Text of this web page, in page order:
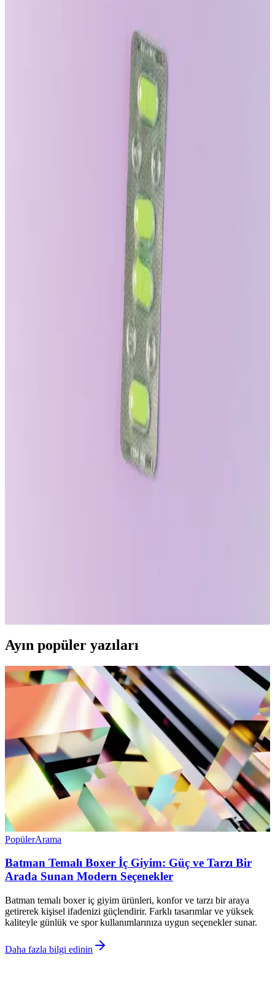
Bütçe Dostu Erkek Giyim Rehberi: İkinci El ve
Uygun Fiyatlı Marka Seçenekleri
Erkek giyiminde bütçe dostu alışveriş, ikinci el platformlar ve uygun
fiyatlı markalarla mümkün. Anahtar parçalar ve indirimler takip
edilerek şık ve ekonomik gardırop oluşturulabilir.
Boxer Şort Giyen Erkeklerde Topuk Sıkışmasını
Önlemenin Etkili Yöntemleri ve İç Çamaşırı Seçimi
Boxer şortların destek eksikliği topukların bacaklar arasında
sıkışmasına yol açar. Destek sağlayan boxer briefs, trunks ve uygun
pantolon seçimi ile oturma pozisyonları bu sorunu azaltır ve konforu
Google'da Kaliteli Erkek Giyim Ürünlerini
Bulmanın Zorlukları ve Etkili Çözüm Yöntemleri
Google'da erkek giyim ürünleri ararken karşılaşılan kalite sorunları,
marka bilgisi, sosyal medya ve arama teknikleriyle nasıl aşılır.
Online alışverişte daha bilinçli tercihler için yöntemler sunuluyor.
Güncel Giyim Trendleri ve Moda Dünyasında
Yenilikler Hakkında Kapsamlı Bilgi
Giyim ve moda trendleri, online alışveriş avantajları ve sezonlara
uygun tarzlar hakkında detaylı bilgiler içerir.
Erkek Beli Lastikli Pantolonlar: Konfor ve Şıklığın
Günümüzde rahatlık ve şıklık bir arada sunan erkek beli lastikli
pantolonlar, çeşitli modelleri ve uygun fiyatlarıyla modern yaşamın
vazgeçilmezleri arasında yer alıyor.
J.Crew Chino Pantolonları: Kalite, Fiyatlandırma
ve Kullanıcı Deneyimleri Üzerine Kapsamlı İnceleme
Ayın popüler yazıları
PopülerArama
Batman Temalı Boxer İç Giyim: Güç ve Tarzı Bir
Arada Sunan Modern Seçenekler
Batman temalı boxer iç giyim ürünleri, konfor ve tarzı bir araya
getirerek kişisel ifadenizi güçlendirir. Farklı tasarımlar ve yüksek
kaliteyle günlük ve spor kullanımlarınıza uygun seçenekler sunar.
Daha fazla bilgi edinin